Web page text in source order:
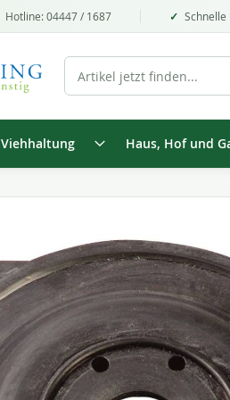
Hotline: 04447 / 1687
Viehhaltung Haus, Hof und